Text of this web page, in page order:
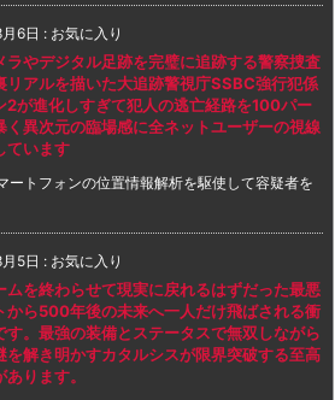
6日 : お気に入り
ラやデジタル足跡を完璧に追跡する警察捜査
リアルを描いた大追跡警視庁SSBC強行犯係
2が進化しすぎて犯人の逃亡経路を100パー
く異次元の臨場感に全ネットユーザーの視線
ています
ートフォンの位置情報解析を駆使して容疑者を
5日 : お気に入り
ムを終わらせて現実に戻れるはずだった最悪
から500年後の未来へ一人だけ飛ばされる衝
す。最強の装備とステータスで無双しながら
を解き明かすカタルシスが限界突破する至高
ります。